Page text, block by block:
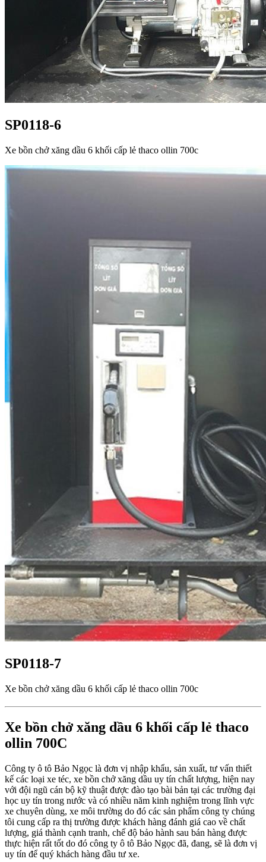
SP0118-6
Xe bồn chở xăng dầu 6 khối cấp lẻ thaco ollin 700c
SP0118-7
Xe bồn chở xăng dầu 6 khối cấp lẻ thaco ollin 700c
Xe bồn chở xăng dầu 6 khối cấp lẻ thaco
ollin 700C
Công ty ô tô Bảo Ngọc là đơn vị nhập khẩu, sản xuất, tư vấn thiết
kế các loại xe téc, xe bồn chở xăng dầu uy tín chất lượng, hiện nay
với đội ngũ cán bộ kỹ thuật được đào tạo bài bản tại các trường đại
học uy tín trong nước và có nhiều năm kinh nghiệm trong lĩnh vực
xe chuyên dùng, xe môi trường do đó các sản phẩm công ty chúng
tôi cung cấp ra thị trường được khách hàng đánh giá cao về chất
lượng, giá thành cạnh tranh, chế độ bảo hành sau bán hàng được
thực hiện rất tốt do đó công ty ô tô Bảo Ngọc đã, đang, sẽ là đơn vị
uy tín để quý khách hàng đầu tư xe.